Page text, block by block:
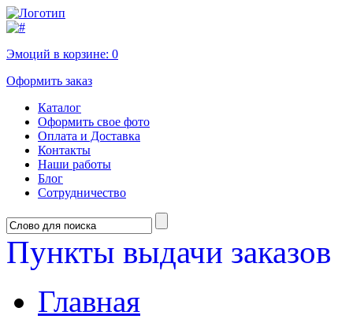
Эмоций в корзине: 0
Оформить заказ
Каталог
Оформить свое фото
Оплата и Доставка
Контакты
Наши работы
Блог
Сотрудничество
Пункты выдачи заказов
Главная